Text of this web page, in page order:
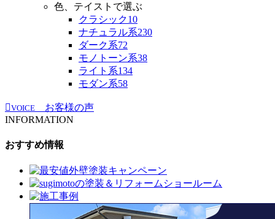
色、テイストで選ぶ
クラシック10
ナチュラル系230
ダーク系72
モノトーン系38
ライト系134
モダン系58
VOICE
お客様の声
INFORMATION
おすすめ情報